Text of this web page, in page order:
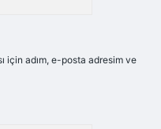
için adım, e-posta adresim ve